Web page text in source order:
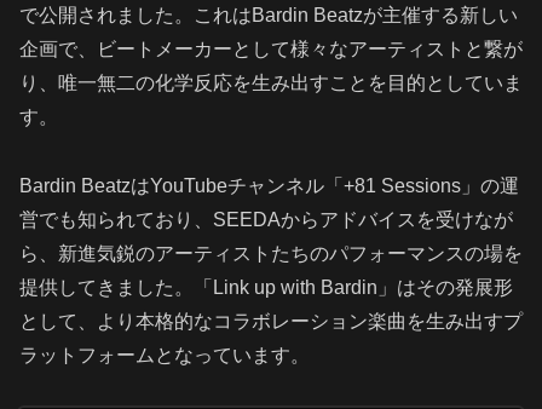
で公開されました。これはBardin Beatzが主催する新しい
企画で、ビートメーカーとして様々なアーティストと繋が
り、唯一無二の化学反応を生み出すことを目的としていま
す。
Bardin BeatzはYouTubeチャンネル「+81 Sessions」の運
営でも知られており、SEEDAからアドバイスを受けなが
ら、新進気鋭のアーティストたちのパフォーマンスの場を
提供してきました。「Link up with Bardin」はその発展形
として、より本格的なコラボレーション楽曲を生み出すプ
ラットフォームとなっています。